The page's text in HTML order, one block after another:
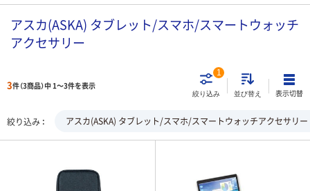
アスカ(ASKA) タブレット/スマホ/スマートウォッチ
アクセサリー
3件（3商品）中 1～3件を表示
絞り込み
1
並び替え 表示切替
絞り込み アスカ(ASKA) タブレット/スマホ/スマートウォッチアクセサリー